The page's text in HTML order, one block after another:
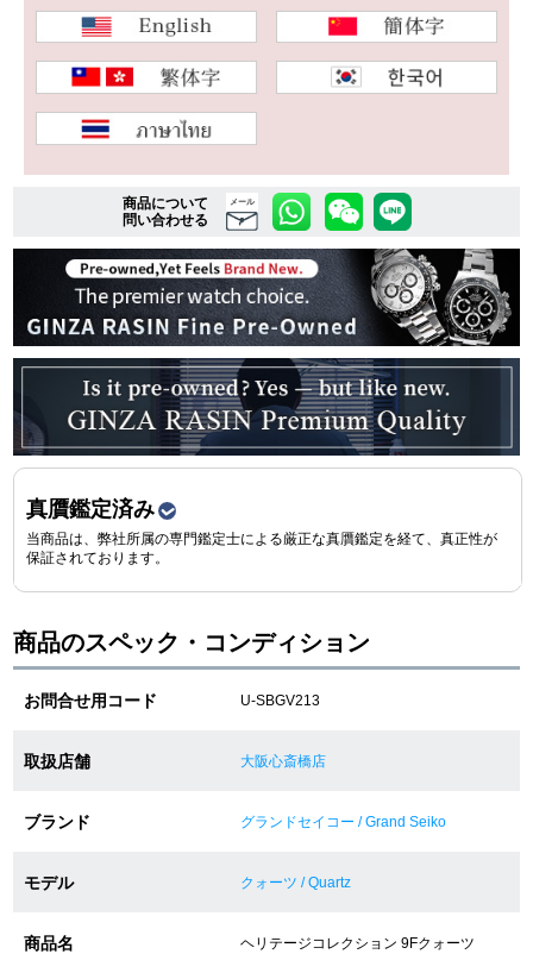
複数条件で商品を絞り込む
詳細検索はこちら
ご利用ガイド
GINZA RASINのプレミアムクオリティについて
送料・お支払方法
ショッピングローンの流れ
よくある質問
お問い合わせ
保証・アフターサービス
腕時計サイズ調整サービス
店舗受け取りサービス
店舗取り寄せサービス
商品について
問い合わせる
メール
真贋鑑定済み
当商品は、弊社所属の専門鑑定士による厳正な真贋鑑定を経て、真正性が
保証されております。
商品のスペック・コンディション
お問合せ用コード U-SBGV213
取扱店舗 大阪心斎橋店
ブランド グランドセイコー / Grand Seiko
モデル クォーツ / Quartz
商品名 ヘリテージコレクション 9Fクォーツ